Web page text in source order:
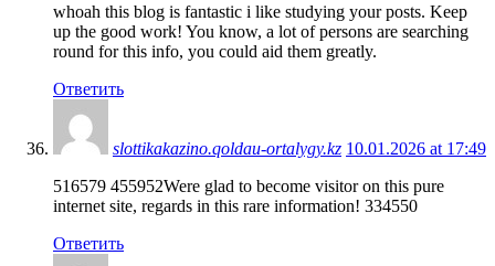
whoah this blog is fantastic i like studying your posts. Keep
up the good work! You know, a lot of persons are searching
round for this info, you could aid them greatly.
Ответить
slottikakazino.qoldau-ortalygy.kz 10.01.2026 at 17:49
516579 455952Were glad to become visitor on this pure
internet site, regards in this rare information! 334550
Ответить